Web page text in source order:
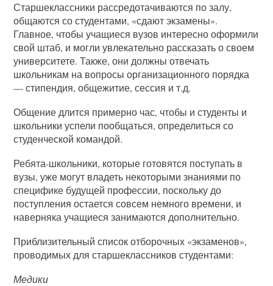
Старшеклассники рассредотачиваются по залу,
общаются со студентами, «сдают экзамены».
Главное, чтобы учащиеся вузов интересно оформили
свой штаб, и могли увлекательно рассказать о своем
университете. Также, они должны отвечать
школьникам на вопросы организационного порядка
— стипендия, общежитие, сессия и т.д.
Общение длится примерно час, чтобы и студенты и
школьники успели пообщаться, определиться со
студенческой командой.
Ребята-школьники, которые готовятся поступать в
вузы, уже могут владеть некоторыми знаниями по
специфике будущей профессии, поскольку до
поступления остается совсем немного времени, и
наверняка учащиеся занимаются дополнительно.
Приблизительный список отборочных «экзаменов»,
проводимых для старшеклассников студентами:
Медики